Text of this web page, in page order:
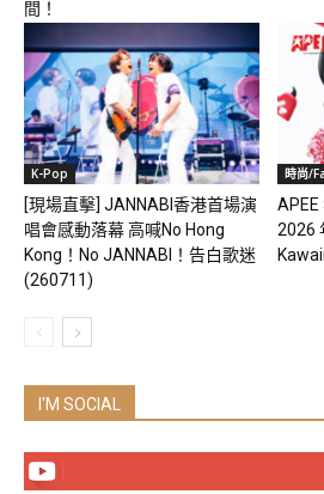
間！
K-Pop
[現場直擊] JANNABI香港首場演
唱會感動落幕 高喊No Hong
Kong！No JANNABI！告白歌迷
(260711)
時尚/
APEE
2026
I'M SOCIAL